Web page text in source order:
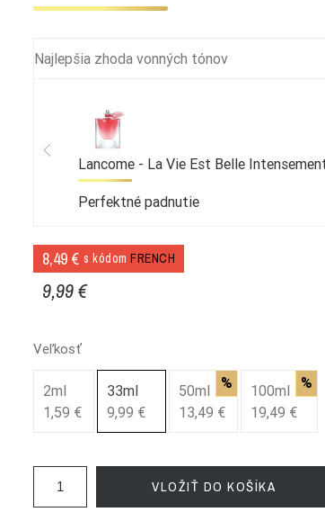
Najlepšia zhoda vonných tónov
Lancome - La Vie Est Belle
Perfektné padnutie
8,49 € s kódom FRENCH
9,99 €
Veľkosť
2ml
1,59 €
33ml
9,99 €
50ml %
13,49 €
100ml %
19,49 €
VLOŽIŤ DO KOŠÍKA